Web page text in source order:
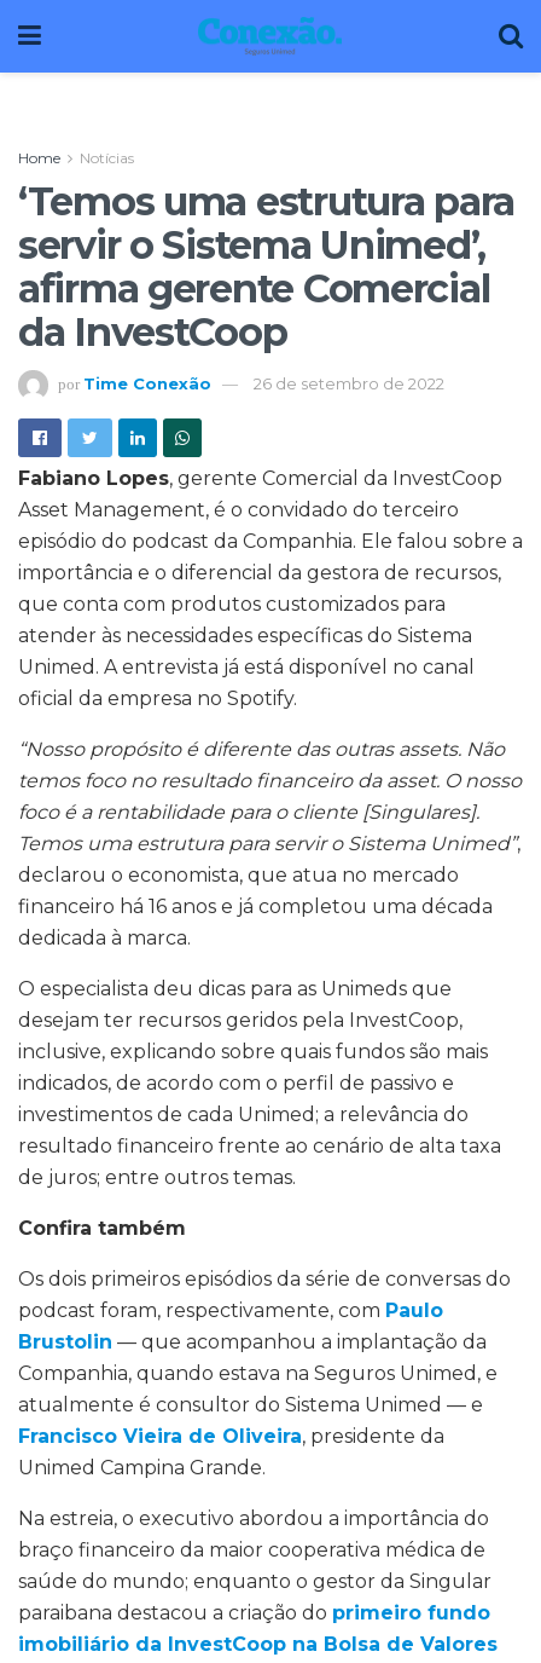
Home Notícias
‘Temos uma estrutura para
servir o Sistema Unimed’,
afirma gerente Comercial
da InvestCoop
por Time Conexão 26 de setembro de 2022
Fabiano Lopes, gerente Comercial da InvestCoop
Asset Management, é o convidado do terceiro
episódio do podcast da Companhia. Ele falou sobre a
importância e o diferencial da gestora de recursos,
que conta com produtos customizados para
atender às necessidades específicas do Sistema
Unimed. A entrevista já está disponível no canal
oficial da empresa no Spotify.
“Nosso propósito é diferente das outras assets. Não
temos foco no resultado financeiro da asset. O nosso
foco é a rentabilidade para o cliente [Singulares].
Temos uma estrutura para servir o Sistema Unimed”,
declarou o economista, que atua no mercado
financeiro há 16 anos e já completou uma década
dedicada à marca.
O especialista deu dicas para as Unimeds que
desejam ter recursos geridos pela InvestCoop,
inclusive, explicando sobre quais fundos são mais
indicados, de acordo com o perfil de passivo e
investimentos de cada Unimed; a relevância do
resultado financeiro frente ao cenário de alta taxa
de juros; entre outros temas.
Confira também
Os dois primeiros episódios da série de conversas do
podcast foram, respectivamente, com Paulo
Brustolin — que acompanhou a implantação da
Companhia, quando estava na Seguros Unimed, e
atualmente é consultor do Sistema Unimed — e
Francisco Vieira de Oliveira, presidente da
Unimed Campina Grande.
Na estreia, o executivo abordou a importância do
braço financeiro da maior cooperativa médica de
saúde do mundo; enquanto o gestor da Singular
paraibana destacou a criação do primeiro fundo
imobiliário da InvestCoop na Bolsa de Valores